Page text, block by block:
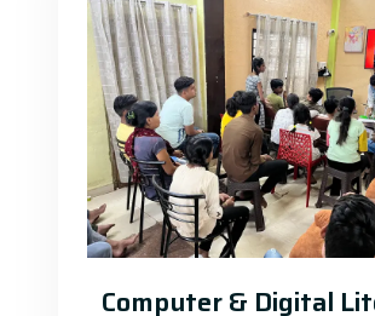
Computer & Digital